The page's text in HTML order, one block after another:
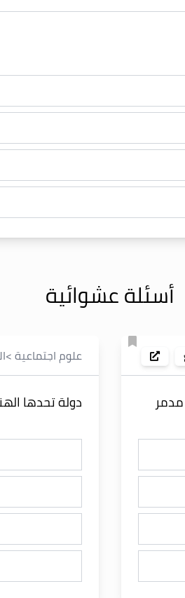
أسئلة عشوائية
علوم اجتماعية>
دولة تحدها